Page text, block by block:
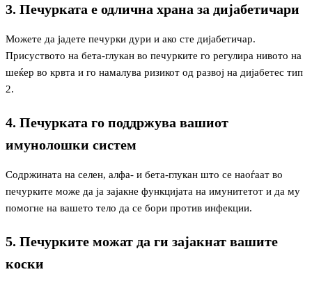
3. Печурката е одлична храна за дијабетичари
Можете да јадете печурки дури и ако сте дијабетичар.
Присуството на бета-глукан во печурките го регулира нивото на
шеќер во крвта и го намалува ризикот од развој на дијабетес тип
2.
4. Печурката го поддржува вашиот
имунолошки систем
Содржината на селен, алфа- и бета-глукан што се наоѓаат во
печурките може да ја зајакне функцијата на имунитетот и да му
помогне на вашето тело да се бори против инфекции.
5. Печурките можат да ги зајакнат вашите
коски